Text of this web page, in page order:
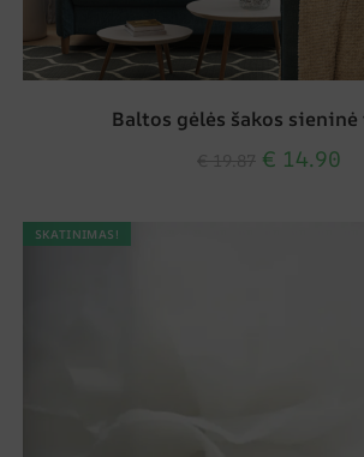
Baltos gėlės šakos sieninė
€ 14.90
SKATINIMAS!